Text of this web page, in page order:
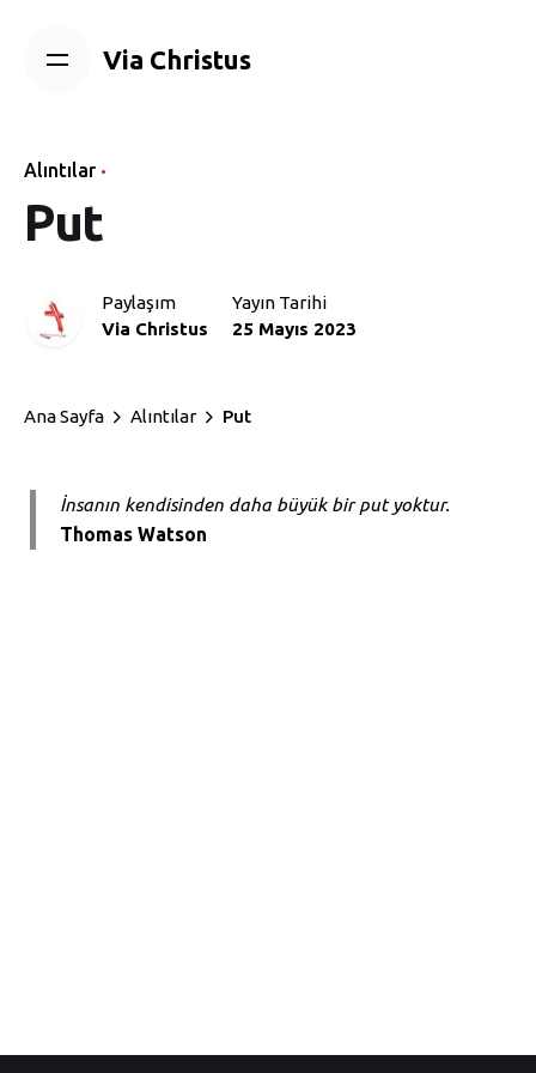
content
Via Christus
Alıntılar
Put
Paylaşım
Via Christus
Yayın Tarihi
25 Mayıs 2023
Ana Sayfa Alıntılar Put
İnsanın kendisinden daha büyük bir put yoktur.
Thomas Watson